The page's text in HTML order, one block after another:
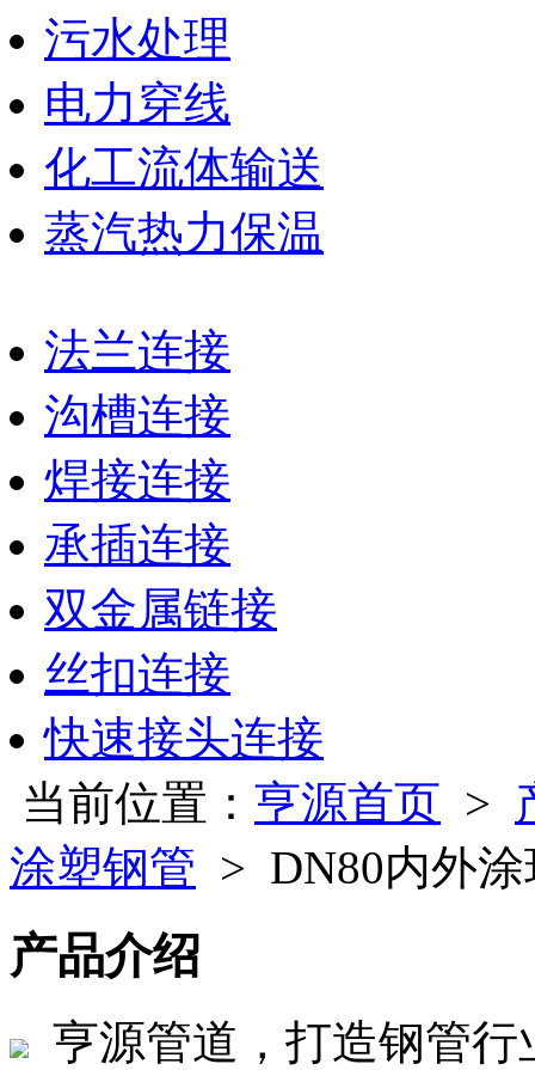
污水处理
电力穿线
化工流体输送
蒸汽热力保温
法兰连接
沟槽连接
焊接连接
承插连接
双金属链接
丝扣连接
快速接头连接
当前位置： 亨源首页 >
涂塑钢管 > DN80内外
产品介绍
亨源管道，打造钢管